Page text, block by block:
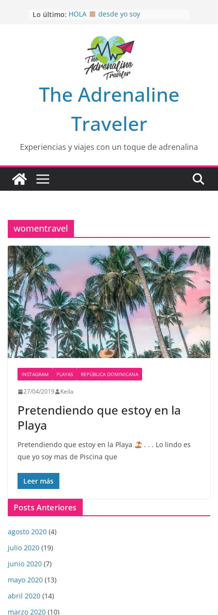
Lo último: HOLA
desde yo soy
EL SENDERO DEL CACAO: Excelente
opción
HOSPEDAJE AL NATURALSHH !!
OTRA PERSPECTIVA de RÍO EL
MULITO!
The Adrenaline
Traveler
Experiencias y viajes con un toque de adrenalina
womentravel
INSTAGRAM PLAYAS REPÚBLICA DOMINICANA
27/04/2019 Keila
Pretendiendo que estoy en la
Playa
Pretendiendo que estoy en la Playa
. . . Lo lindo es
que yo soy mas de Piscina que
Leer más
Posts Anteriores
agosto 2020 (4)
julio 2020 (19)
junio 2020 (7)
mayo 2020 (13)
abril 2020 (14)
marzo 2020 (10)